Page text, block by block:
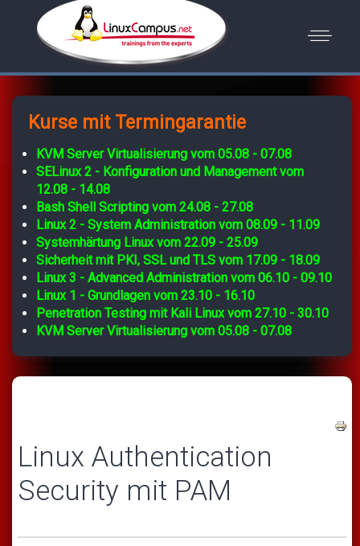
Kurse mit Termingarantie
KVM Server Virtualisierung vom 05.08 - 07.08
SELinux 2 - Konfiguration und Management vom
12.08 - 14.08
Bash Shell Scripting vom 24.08 - 27.08
Linux 2 - System Administration vom 08.09 - 11.09
Systemhärtung Linux vom 22.09 - 25.09
Sicherheit mit PKI, SSL und TLS vom 17.09 - 18.09
Linux 3 - Advanced Administration vom 06.10 - 09.10
Linux 1 - Grundlagen vom 23.10 - 16.10
Penetration Testing mit Kali Linux vom 27.10 - 30.10
KVM Server Virtualisierung vom 05.08 - 07.08
Linux Authentication
Security mit PAM